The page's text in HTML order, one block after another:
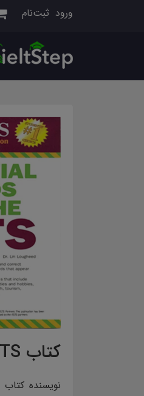
ورود ثبت‌نام
کتاب Essential Words For IELTS
نویسنده کتاب